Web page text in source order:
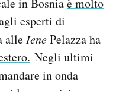
esperti di
alle IenePelazza ha
Negli ultimi
in onda